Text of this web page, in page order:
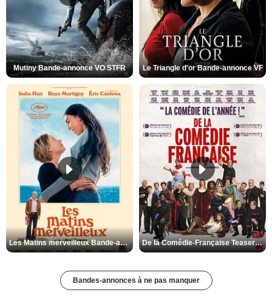
Mutiny Bande-annonce VO STFR Le Triangle d'or Bande-annonce VF
Les Matins merveilleux Bande-annonce VF De la Comédie-Française Teaser VF
Bandes-annonces à ne pas manquer